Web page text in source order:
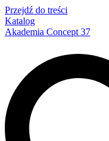
Przejdź do treści
Katalog
Akademia Concept 37